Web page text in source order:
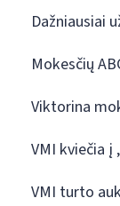
Dažniausiai
Mokesčių
Viktorina
VMI kviečia į
VMI turto